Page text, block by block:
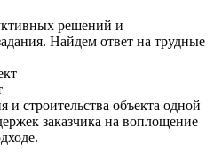
решений и
Найдем ответ на трудные
строительства объекта одной
заказчика на воплощение